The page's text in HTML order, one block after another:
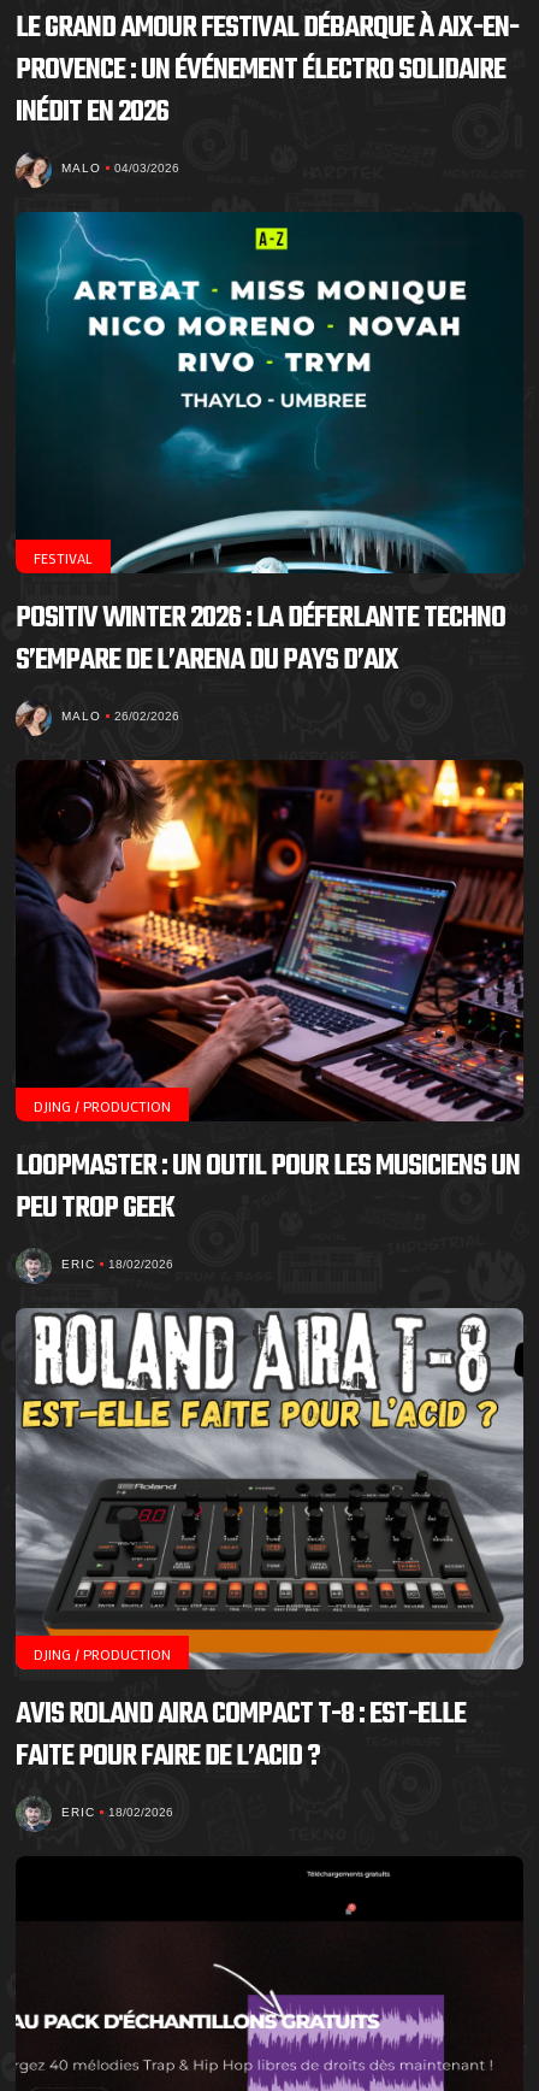
LE GRAND AMOUR FESTIVAL DÉBARQUE À AIX-EN-
PROVENCE : UN ÉVÉNEMENT ÉLECTRO SOLIDAIRE
INÉDIT EN 2026
MALO 04/03/2026
FESTIVAL
POSITIV WINTER 2026 : LA DÉFERLANTE TECHNO
S’EMPARE DE L’ARENA DU PAYS D’AIX
MALO 26/02/2026
DJING / PRODUCTION
LOOPMASTER : UN OUTIL POUR LES MUSICIENS UN
PEU TROP GEEK
ERIC 18/02/2026
DJING / PRODUCTION
AVIS ROLAND AIRA COMPACT T-8 : EST-ELLE
FAITE POUR FAIRE DE L’ACID ?
ERIC 18/02/2026